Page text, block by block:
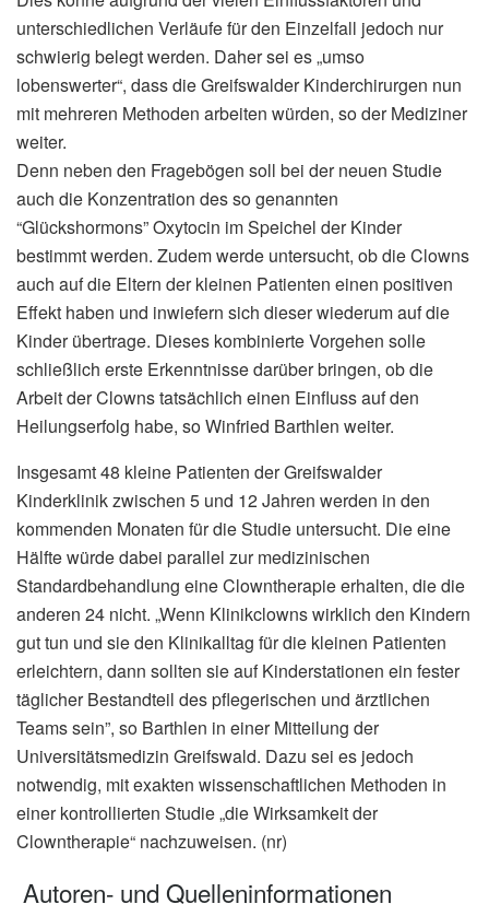
unterschiedlichen Verläufe für den Einzelfall jedoch nur
schwierig belegt werden. Daher sei es „umso
lobenswerter“, dass die Greifswalder Kinderchirurgen nun
mit mehreren Methoden arbeiten würden, so der Mediziner
weiter.
Denn neben den Fragebögen soll bei der neuen Studie
auch die Konzentration des so genannten
“Glückshormons” Oxytocin im Speichel der Kinder
bestimmt werden. Zudem werde untersucht, ob die Clowns
auch auf die Eltern der kleinen Patienten einen positiven
Effekt haben und inwiefern sich dieser wiederum auf die
Kinder übertrage. Dieses kombinierte Vorgehen solle
schließlich erste Erkenntnisse darüber bringen, ob die
Arbeit der Clowns tatsächlich einen Einfluss auf den
Heilungserfolg habe, so Winfried Barthlen weiter.
Insgesamt 48 kleine Patienten der Greifswalder
Kinderklinik zwischen 5 und 12 Jahren werden in den
kommenden Monaten für die Studie untersucht. Die eine
Hälfte würde dabei parallel zur medizinischen
Standardbehandlung eine Clowntherapie erhalten, die die
anderen 24 nicht. „Wenn Klinikclowns wirklich den Kindern
gut tun und sie den Klinikalltag für die kleinen Patienten
erleichtern, dann sollten sie auf Kinderstationen ein fester
täglicher Bestandteil des pflegerischen und ärztlichen
Teams sein”, so Barthlen in einer Mitteilung der
Universitätsmedizin Greifswald. Dazu sei es jedoch
notwendig, mit exakten wissenschaftlichen Methoden in
einer kontrollierten Studie „die Wirksamkeit der
Clowntherapie“ nachzuweisen. (nr)
Autoren- und Quelleninformationen